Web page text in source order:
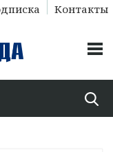
Контакты